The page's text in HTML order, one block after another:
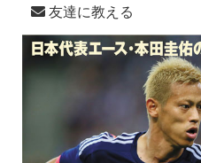
友達に教える